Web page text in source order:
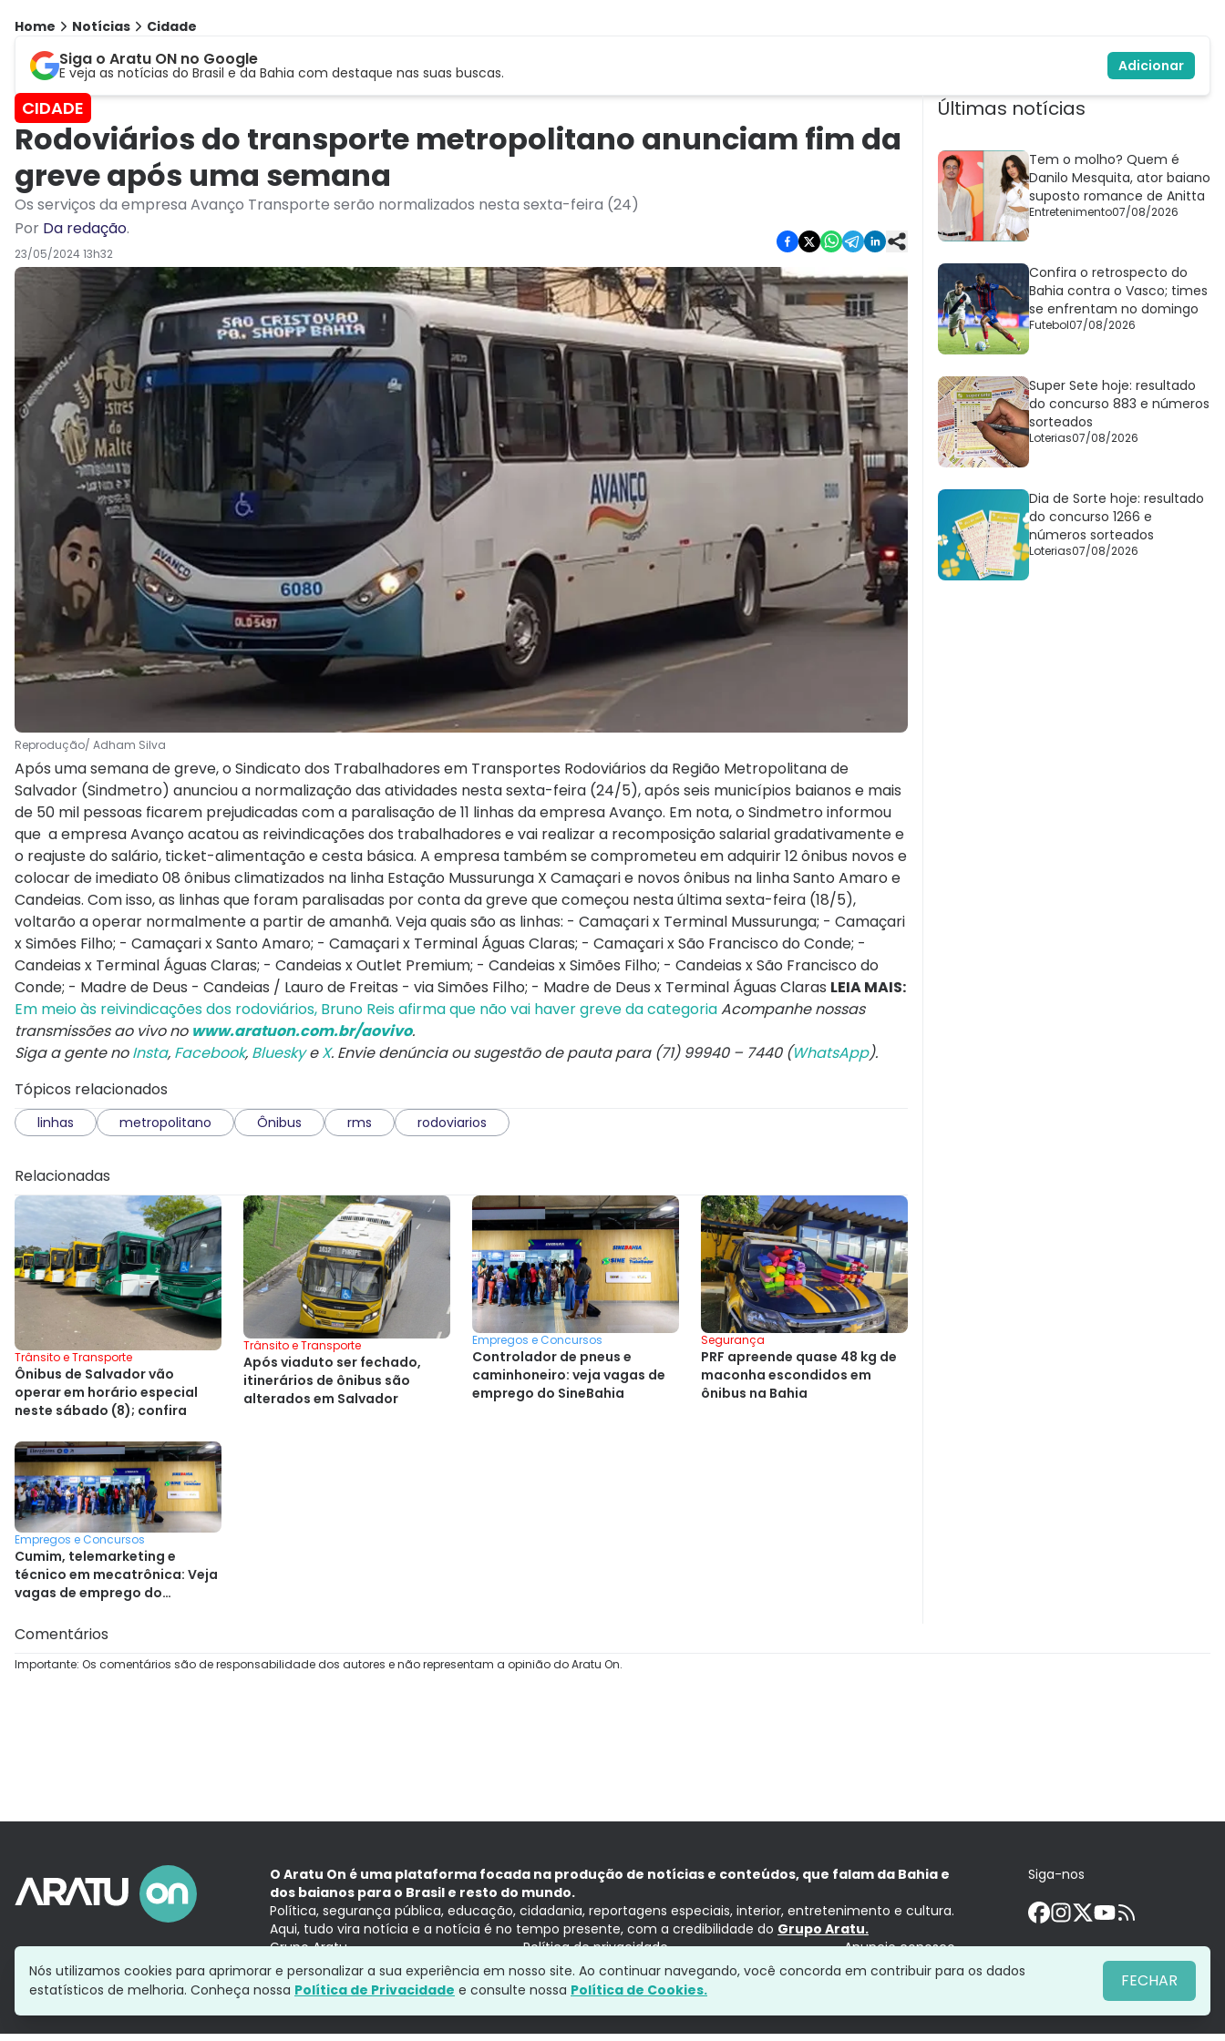
Home Notícias Cidade
Siga o Aratu ON no Google
E veja as notícias do Brasil e da Bahia com destaque nas suas buscas. Adicionar
CIDADE
Rodoviários do transporte metropolitano anunciam fim da
greve após uma semana
Os serviços da empresa Avanço Transporte serão normalizados nesta sexta-feira (24)
Por Da redação.
23/05/2024 13h32
Reprodução/ Adham Silva
Após uma semana de greve, o Sindicato dos Trabalhadores em Transportes Rodoviários da Região Metropolitana de
Salvador (Sindmetro) anunciou a normalização das atividades nesta sexta-feira (24/5), após seis municípios baianos e mais
de 50 mil pessoas ficarem prejudicadas com a paralisação de 11 linhas da empresa Avanço. Em nota, o Sindmetro informou
que a empresa Avanço acatou as reivindicações dos trabalhadores e vai realizar a recomposição salarial gradativamente e
o reajuste do salário, ticket-alimentação e cesta básica. A empresa também se comprometeu em adquirir 12 ônibus novos e
colocar de imediato 08 ônibus climatizados na linha Estação Mussurunga X Camaçari e novos ônibus na linha Santo Amaro e
Candeias. Com isso, as linhas que foram paralisadas por conta da greve que começou nesta última sexta-feira (18/5),
voltarão a operar normalmente a partir de amanhã. Veja quais são as linhas: - Camaçari x Terminal Mussurunga; - Camaçari
x Simões Filho; - Camaçari x Santo Amaro; - Camaçari x Terminal Águas Claras; - Camaçari x São Francisco do Conde; -
Candeias x Terminal Águas Claras; - Candeias x Outlet Premium; - Candeias x Simões Filho; - Candeias x São Francisco do
Conde; - Madre de Deus - Candeias / Lauro de Freitas - via Simões Filho; - Madre de Deus x Terminal Águas Claras LEIA MAIS:
Em meio às reivindicações dos rodoviários, Bruno Reis afirma que não vai haver greve da categoriaAcompanhe nossas
transmissões ao vivo no www.aratuon.com.br/aovivo.
Siga a gente noInsta, Facebook, BlueskyeX. Envie denúncia ou sugestão de pauta para (71) 99940 – 7440 (WhatsApp).
Tópicos relacionados
linhas metropolitano Ônibus rms rodoviarios
Relacionadas
Trânsito e Transporte
Ônibus de Salvador vão
operar em horário especial
neste sábado (8); confira
Trânsito e Transporte
Após viaduto ser fechado,
itinerários de ônibus são
alterados em Salvador
Empregos e Concursos
Controlador de pneus e
caminhoneiro: veja vagas de
emprego do SineBahia
Segurança
PRF apreende quase 48 kg de
maconha escondidos em
ônibus na Bahia
Empregos e Concursos
Cumim, telemarketing e
técnico em mecatrônica: Veja
vagas de emprego do
Últimas notícias
Tem o molho? Quem é
Danilo Mesquita, ator baiano
suposto romance de Anitta
Entretenimento07/08/2026
Confira o retrospecto do
Bahia contra o Vasco; times
se enfrentam no domingo
Futebol07/08/2026
Super Sete hoje: resultado
do concurso 883 e números
sorteados
Loterias07/08/2026
Dia de Sorte hoje: resultado
do concurso 1266 e
números sorteados
Loterias07/08/2026
Comentários
Importante: Os comentários são de responsabilidade dos autores e não representam a opinião do Aratu On.
O Aratu On é uma plataforma focada na produção de notícias e conteúdos, que falam da Bahia e
dos baianos para o Brasil e resto do mundo.
Política, segurança pública, educação, cidadania, reportagens especiais, interior, entretenimento e cultura.
Aqui, tudo vira notícia e a notícia é no tempo presente, com a credibilidade do Grupo Aratu.
Grupo Aratu
Política de privacidade Anuncie conosco
Siga-nos
Nós utilizamos cookies para aprimorar e personalizar a sua experiência em nosso site. Ao continuar navegando, você concorda em contribuir para os dados
estatísticos de melhoria. Conheça nossa Política de Privacidade e consulte nossa Política de Cookies. FECHAR